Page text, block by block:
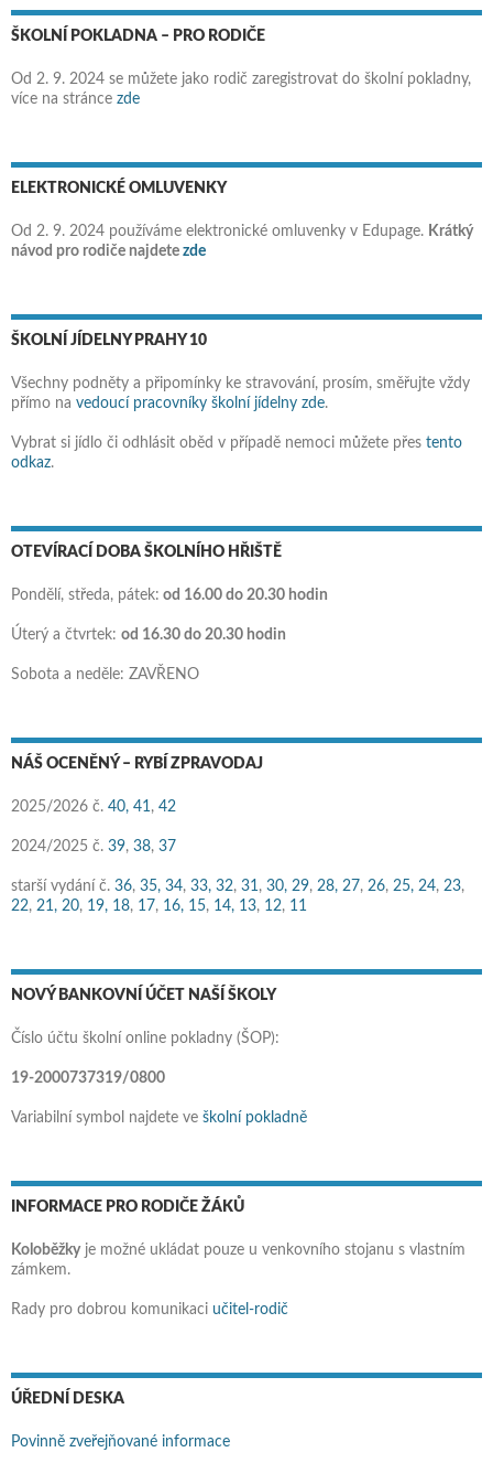
ŠKOLNÍ POKLADNA – PRO RODIČE
Od 2. 9. 2024 se můžete jako rodič zaregistrovat do školní pokladny,
více na stránce zde
ELEKTRONICKÉ OMLUVENKY
Od 2. 9. 2024 používáme elektronické omluvenky v Edupage. Krátký
návod pro rodiče najdete zde
ŠKOLNÍ JÍDELNY PRAHY 10
Všechny podněty a připomínky ke stravování, prosím, směřujte vždy
přímo na vedoucí pracovníky školní jídelny zde.
Vybrat si jídlo či odhlásit oběd v případě nemoci můžete přes tento
odkaz.
OTEVÍRACÍ DOBA ŠKOLNÍHO HŘIŠTĚ
Pondělí, středa, pátek: od 16.00 do 20.30 hodin
Úterý a čtvrtek: od 16.30 do 20.30 hodin
Sobota a neděle: ZAVŘENO
NÁŠ OCENĚNÝ – RYBÍ ZPRAVODAJ
2025/2026 č. 40, 41, 42
2024/2025 č. 39, 38, 37
starší vydání č. 36, 35, 34, 33, 32, 31, 30, 29, 28, 27, 26, 25, 24, 23,
22, 21, 20, 19, 18, 17, 16, 15, 14, 13, 12, 11
NOVÝ BANKOVNÍ ÚČET NAŠÍ ŠKOLY
Číslo účtu školní online pokladny (ŠOP):
19-2000737319/0800
Variabilní symbol najdete ve školní pokladně
INFORMACE PRO RODIČE ŽÁKŮ
Koloběžkyje možné ukládat pouze u venkovního stojanu s vlastním
zámkem.
Rady pro dobrou komunikaci učitel-rodič
ÚŘEDNÍ DESKA
Povinně zveřejňované informace